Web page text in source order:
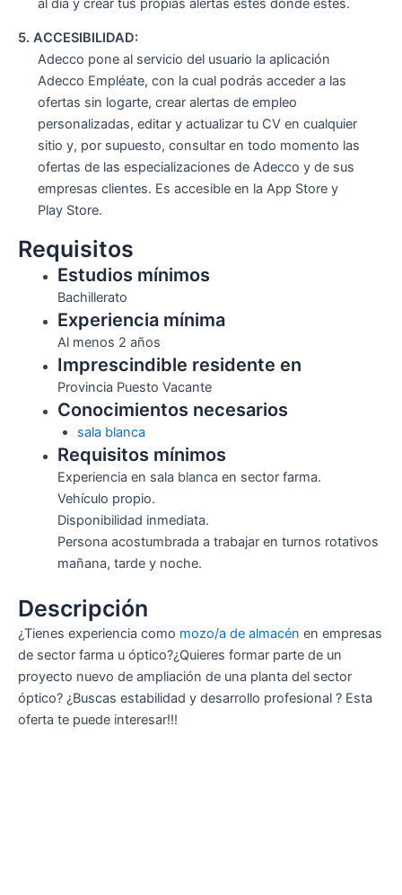
al día y crear tus propias alertas estés donde estés.
5. ACCESIBILIDAD:
Adecco pone al servicio del usuario la aplicación
Adecco Empléate, con la cual podrás acceder a las
ofertas sin logarte, crear alertas de empleo
personalizadas, editar y actualizar tu CV en cualquier
sitio y, por supuesto, consultar en todo momento las
ofertas de las especializaciones de Adecco y de sus
empresas clientes. Es accesible en la App Store y
Play Store.
Requisitos
Estudios mínimos
Bachillerato
Experiencia mínima
Al menos 2 años
Imprescindible residente en
Provincia Puesto Vacante
Conocimientos necesarios
sala blanca
Requisitos mínimos
Experiencia en sala blanca en sector farma.
Vehículo propio.
Disponibilidad inmediata.
Persona acostumbrada a trabajar en turnos rotativos
mañana, tarde y noche.
Descripción
¿Tienes experiencia como mozo/a de almacén en empresas
de sector farma u óptico?¿Quieres formar parte de un
proyecto nuevo de ampliación de una planta del sector
óptico? ¿Buscas estabilidad y desarrollo profesional ? Esta
oferta te puede interesar!!!